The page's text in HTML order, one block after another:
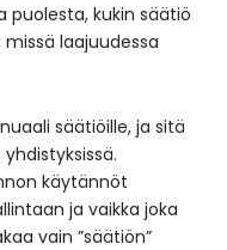
puolesta, kukin säätiö
laajuudessa
säätiöille, ja sitä
käytännöt
ja vaikka joka
vain ”säätiön”